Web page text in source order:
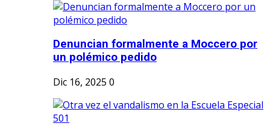
Denuncian formalmente a Moccero por
un polémico pedido
Dic 16, 2025 0